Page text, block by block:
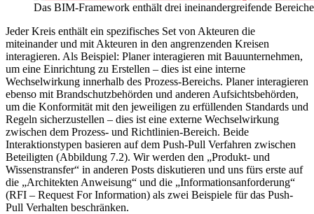
Das BIM-Framework enthält drei ineinandergreifende Bereiche
Jeder Kreis enthält ein spezifisches Set von Akteuren die
miteinander und mit Akteuren in den angrenzenden Kreisen
interagieren. Als Beispiel: Planer interagieren mit Bauunternehmen,
um eine Einrichtung zu Erstellen – dies ist eine interne
Wechselwirkung innerhalb des Prozess-Bereichs. Planer interagieren
ebenso mit Brandschutzbehörden und anderen Aufsichtsbehörden,
um die Konformität mit den jeweiligen zu erfüllenden Standards und
Regeln sicherzustellen – dies ist eine externe Wechselwirkung
zwischen dem Prozess- und Richtlinien-Bereich. Beide
Interaktionstypen basieren auf dem Push-Pull Verfahren zwischen
Beteiligten (Abbildung 7.2). Wir werden den „Produkt- und
Wissenstransfer“ in anderen Posts diskutieren und uns fürs erste auf
die „Architekten Anweisung“ und die „Informationsanforderung“
(RFI – Request For Information) als zwei Beispiele für das Push-
Pull Verhalten beschränken.